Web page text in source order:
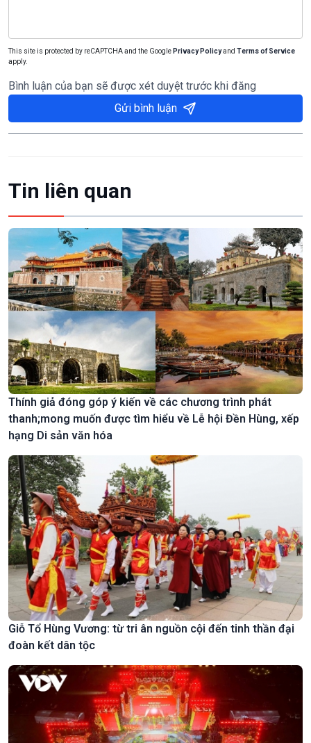
This site is protected by reCAPTCHA and the Google Privacy Policyand Terms of Service
apply.
Bình luận của bạn sẽ được xét duyệt trước khi đăng
Gửi bình luận
Tin liên quan
Thính giả đóng góp ý kiến về các chương trình phát
thanh;mong muốn được tìm hiểu về Lễ hội Đền Hùng, xếp
hạng Di sản văn hóa
Giỗ Tổ Hùng Vương: từ tri ân nguồn cội đến tinh thần đại
đoàn kết dân tộc